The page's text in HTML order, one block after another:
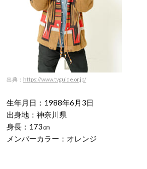
出典： https://www.tvguide.or.jp/
生年月日：1988年6月3日
出身地：神奈川県
身長：173㎝
メンバーカラー：オレンジ